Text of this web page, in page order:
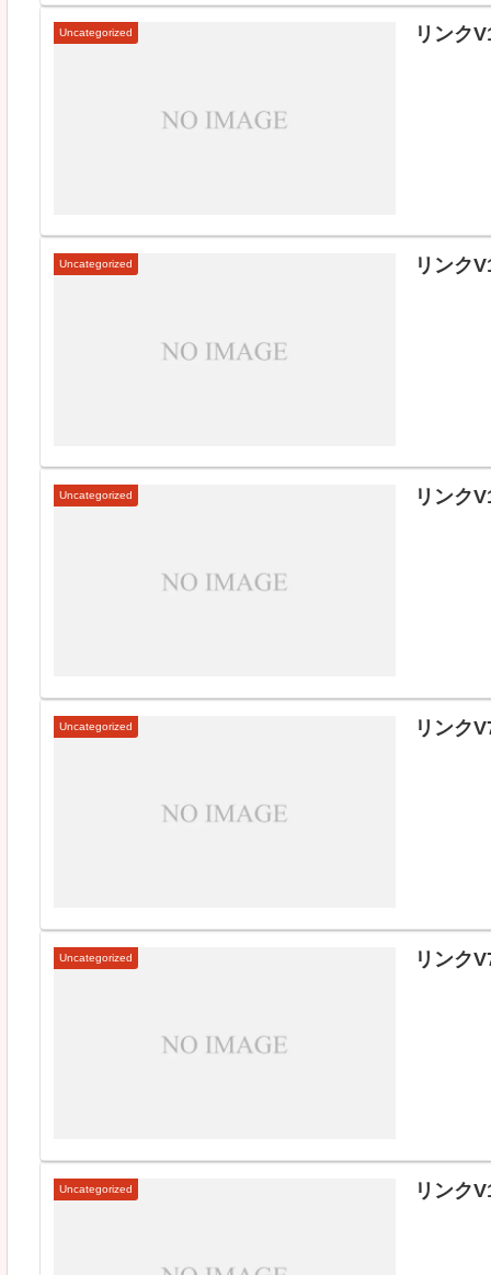
Uncategorized リンク
Uncategorized リンク
Uncategorized リンク
Uncategorized リンク
Uncategorized リンク
Uncategorized リンク